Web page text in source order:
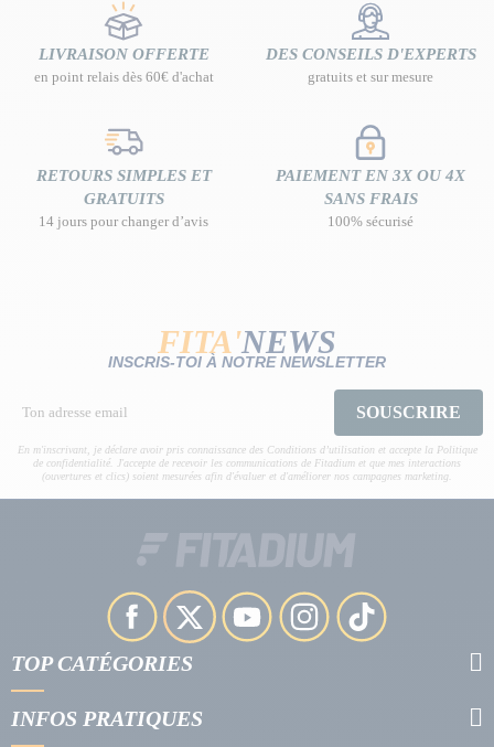
LIVRAISON OFFERTE
en point relais dès 60€ d'achat
DES CONSEILS D'EXPERTS
gratuits et sur mesure
RETOURS SIMPLES ET
GRATUITS
14 jours pour changer d’avis
PAIEMENT EN 3X OU 4X
SANS FRAIS
100% sécurisé
FITA'NEWS
INSCRIS-TOI À NOTRE NEWSLETTER
SOUSCRIRE
En m'inscrivant, je déclare avoir pris connaissance des Conditions d’utilisation et accepte la Politique
de confidentialité. J'accepte de recevoir les communications de Fitadium et que mes interactions
(ouvertures et clics) soient mesurées afin d'évaluer et d'améliorer nos campagnes marketing.
TOP CATÉGORIES
INFOS PRATIQUES